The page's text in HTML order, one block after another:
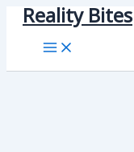
SkipReality Bites